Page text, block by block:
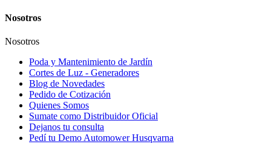
Nosotros
Nosotros
Poda y Mantenimiento de Jardín
Cortes de Luz - Generadores
Blog de Novedades
Pedido de Cotización
Quienes Somos
Sumate como Distribuidor Oficial
Dejanos tu consulta
Pedí tu Demo Automower Husqvarna